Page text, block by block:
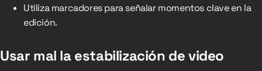
Utiliza marcadores para señalar momentos clave en la
edición.
Usar mal la estabilización de video